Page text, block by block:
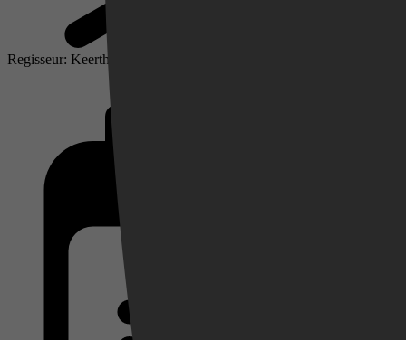
Regisseur: Keerthiswaran